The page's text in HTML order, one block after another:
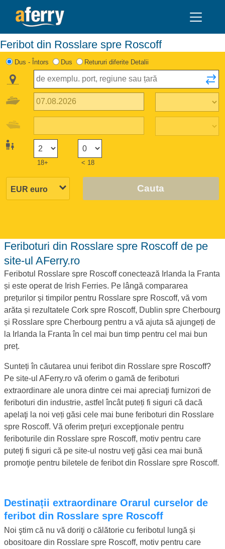
Feribot din Rosslare spre Roscoff
Dus - Întors Dus Retururi diferite Detalii
18+ < 18
Cauta
Feriboturi din Rosslare spre Roscoff de pe
site-ul AFerry.ro
Feribotul Rosslare spre Roscoff conectează Irlanda la Franta
și este operat de Irish Ferries. Pe lângă compararea
prețurilor și timpilor pentru Rosslare spre Roscoff, vă vom
arăta și rezultatele Cork spre Roscoff, Dublin spre Cherbourg
și Rosslare spre Cherbourg pentru a vă ajuta să ajungeți de
la Irlanda la Franta în cel mai bun timp pentru cel mai bun
preț.
Sunteți în căutarea unui feribot din Rosslare spre Roscoff?
Pe site-ul AFerry.ro vă oferim o gamă de feriboturi
extraordinare ale unora dintre cei mai apreciaţi furnizori de
feriboturi din industrie, astfel încât puteți fi siguri că dacă
apelaţi la noi veți găsi cele mai bune feriboturi din Rosslare
spre Roscoff. Vă oferim preţuri excepţionale pentru
feriboturile din Rosslare spre Roscoff, motiv pentru care
puteţi fi siguri că pe site-ul nostru veţi găsi cea mai bună
promoţie pentru biletele de feribot din Rosslare spre Roscoff.
Destinații extraordinare Orarul curselor de
feribot din Rosslare spre Roscoff
Noi ştim că nu vă doriţi o călătorie cu feribotul lungă și
obositoare din Rosslare spre Roscoff, motiv pentru care